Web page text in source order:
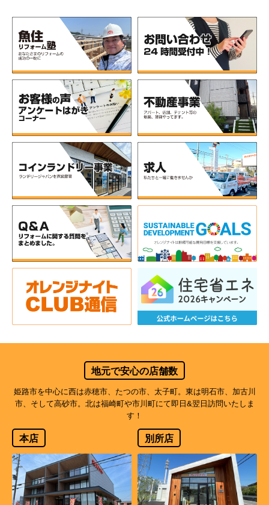
地元で安心の店舗数
姫路市を中心に西は赤穂市、たつの市、太子町。東は明石市、加古川
市、そして高砂市。北は福崎町や市川町にて即日&翌日訪問いたしま
す！
本店 別所店